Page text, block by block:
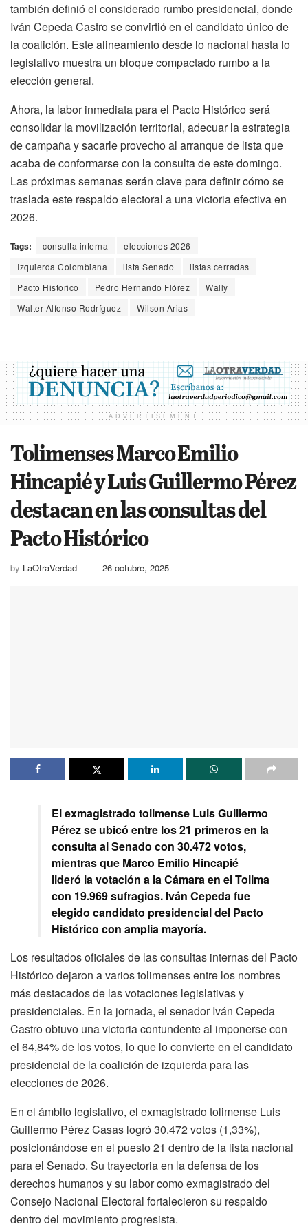
también definió el considerado rumbo presidencial, donde
Iván Cepeda Castro se convirtió en el candidato único de
la coalición. Este alineamiento desde lo nacional hasta lo
legislativo muestra un bloque compactado rumbo a la
elección general.
Ahora, la labor inmediata para el Pacto Histórico será
consolidar la movilización territorial, adecuar la estrategia
de campaña y sacarle provecho al arranque de lista que
acaba de conformarse con la consulta de este domingo.
Las próximas semanas serán clave para definir cómo se
traslada este respaldo electoral a una victoria efectiva en
2026.
Tags: consulta interna
elecciones 2026
Izquierda Colombiana
lista Senado
listas cerradas
Pacto Historico
Pedro Hernando Flórez
Wally
Walter Alfonso Rodríguez
Wilson Arias
ADVERTISEMENT
Tolimenses Marco Emilio
Hincapié y Luis Guillermo Pérez
destacan en las consultas del
Pacto Histórico
by LaOtraVerdad 26 octubre, 2025
El exmagistrado tolimense Luis Guillermo
Pérez se ubicó entre los 21 primeros en la
consulta al Senado con 30.472 votos,
mientras que Marco Emilio Hincapié
lideró la votación a la Cámara en el Tolima
con 19.969 sufragios. Iván Cepeda fue
elegido candidato presidencial del Pacto
Histórico con amplia mayoría.
Los resultados oficiales de las consultas internas del Pacto
Histórico dejaron a varios tolimenses entre los nombres
más destacados de las votaciones legislativas y
presidenciales. En la jornada, el senador Iván Cepeda
Castro obtuvo una victoria contundente al imponerse con
el 64,84% de los votos, lo que lo convierte en el candidato
presidencial de la coalición de izquierda para las
elecciones de 2026.
En el ámbito legislativo, el exmagistrado tolimense Luis
Guillermo Pérez Casas logró 30.472 votos (1,33%),
posicionándose en el puesto 21 dentro de la lista nacional
para el Senado. Su trayectoria en la defensa de los
derechos humanos y su labor como exmagistrado del
Consejo Nacional Electoral fortalecieron su respaldo
dentro del movimiento progresista.